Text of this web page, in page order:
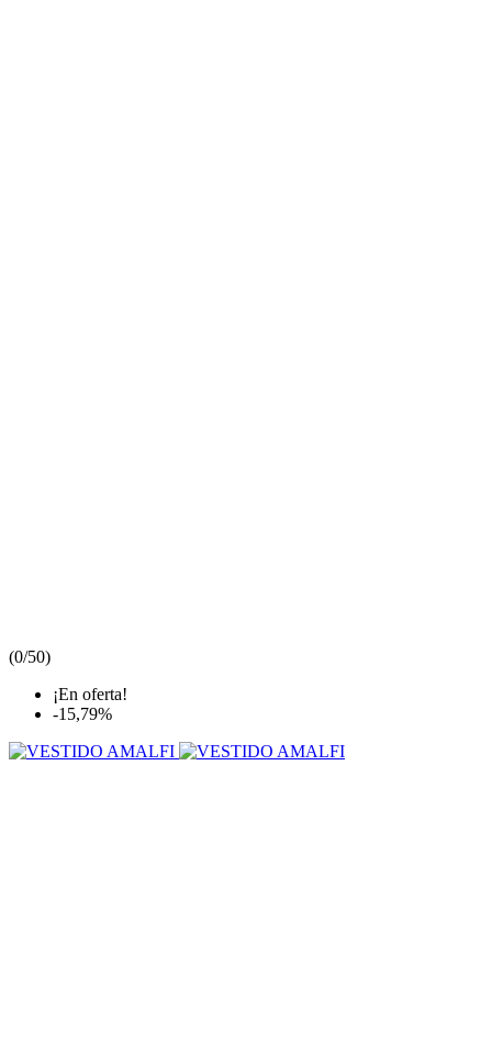
(0/50)
¡En oferta!
-15,79%